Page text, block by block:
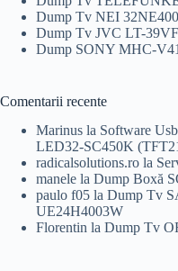
Dump Tv NEI
Dump Tv JVC LT-
Dump SONY MHC-
Comentarii recente
Marinus la Software
LED32-SC450K
radicalsolutions.ro la
manele la Dump Boxă
paulo f05 la Dump Tv
UE24H4003W
Florentin la Dump Tv